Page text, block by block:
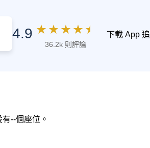
4.9 ★ ★ ★ ★ ★
36.2k 則評論
下載 App
--個座位。